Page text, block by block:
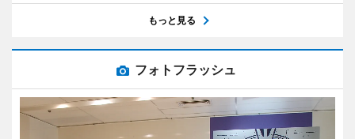
もっと見る
フォトフラッシュ